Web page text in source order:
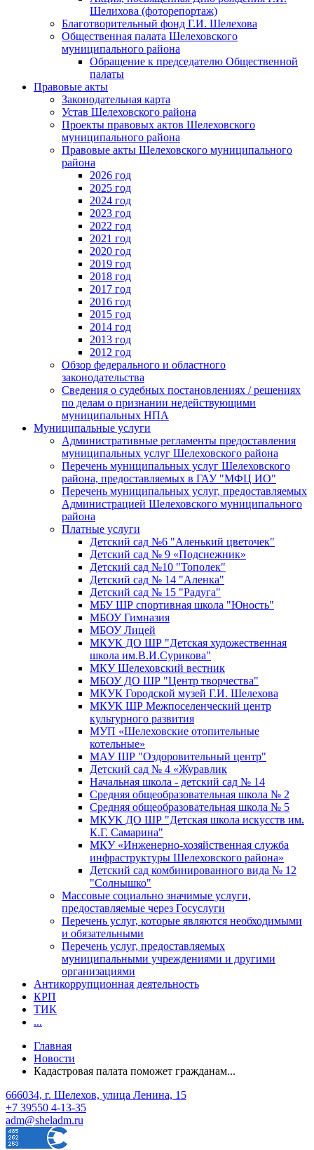
Шелихова (фоторепортаж)
Благотворительный фонд Г.И. Шелехова
Общественная палата Шелеховского
муниципального района
Обращение к председателю Общественной
палаты
Правовые акты
Законодательная карта
Устав Шелеховского района
Проекты правовых актов Шелеховского
муниципального района
Правовые акты Шелеховского муниципального
района
2026 год
2025 год
2024 год
2023 год
2022 год
2021 год
2020 год
2019 год
2018 год
2017 год
2016 год
2015 год
2014 год
2013 год
2012 год
Обзор федерального и областного
законодательства
Сведения о судебных постановлениях / решениях
по делам о признании недействующими
муниципальных НПА
Муниципальные услуги
Административные регламенты предоставления
муниципальных услуг Шелеховского района
Перечень муниципальных услуг Шелеховского
района, предоставляемых в ГАУ "МФЦ ИО"
Перечень муниципальных услуг, предоставляемых
Администрацией Шелеховского муниципального
района
Платные услуги
Детский сад №6 "Аленький цветочек"
Детский сад № 9 «Подснежник»
Детский сад №10 "Тополек"
Детский сад № 14 "Аленка"
Детский сад № 15 "Радуга"
МБУ ШР спортивная школа "Юность"
МБОУ Гимназия
МБОУ Лицей
МКУК ДО ШР "Детская художественная
школа им.В.И.Сурикова"
МКУ Шелеховский вестник
МБОУ ДО ШР "Центр творчества"
МКУК Городской музей Г.И. Шелехова
МКУК ШР Межпоселенческий центр
культурного развития
МУП «Шелеховские отопительные
котельные»
МАУ ШР "Оздоровительный центр"
Детский сад № 4 «Журавлик
Начальная школа - детский сад № 14
Средняя общеобразовательная школа № 2
Средняя общеобразовательная школа № 5
МКУК ДО ШР "Детская школа искусств им.
К.Г. Самарина"
МКУ «Инженерно-хозяйственная служба
инфраструктуры Шелеховского района»
Детский сад комбинированного вида № 12
"Солнышко"
Массовые социально значимые услуги,
предоставляемые через Госуслуги
Перечень услуг, которые являются необходимыми
и обязательными
Перечень услуг, предоставляемых
муниципальными учреждениями и другими
организациями
Антикоррупционная деятельность
КРП
ТИК
...
Главная
Новости
Кадастровая палата поможет гражданам...
666034, г. Шелехов, улица Ленина, 15
+7 39550 4-13-35
adm@sheladm.ru